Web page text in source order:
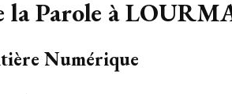
la Parole à
Numérique